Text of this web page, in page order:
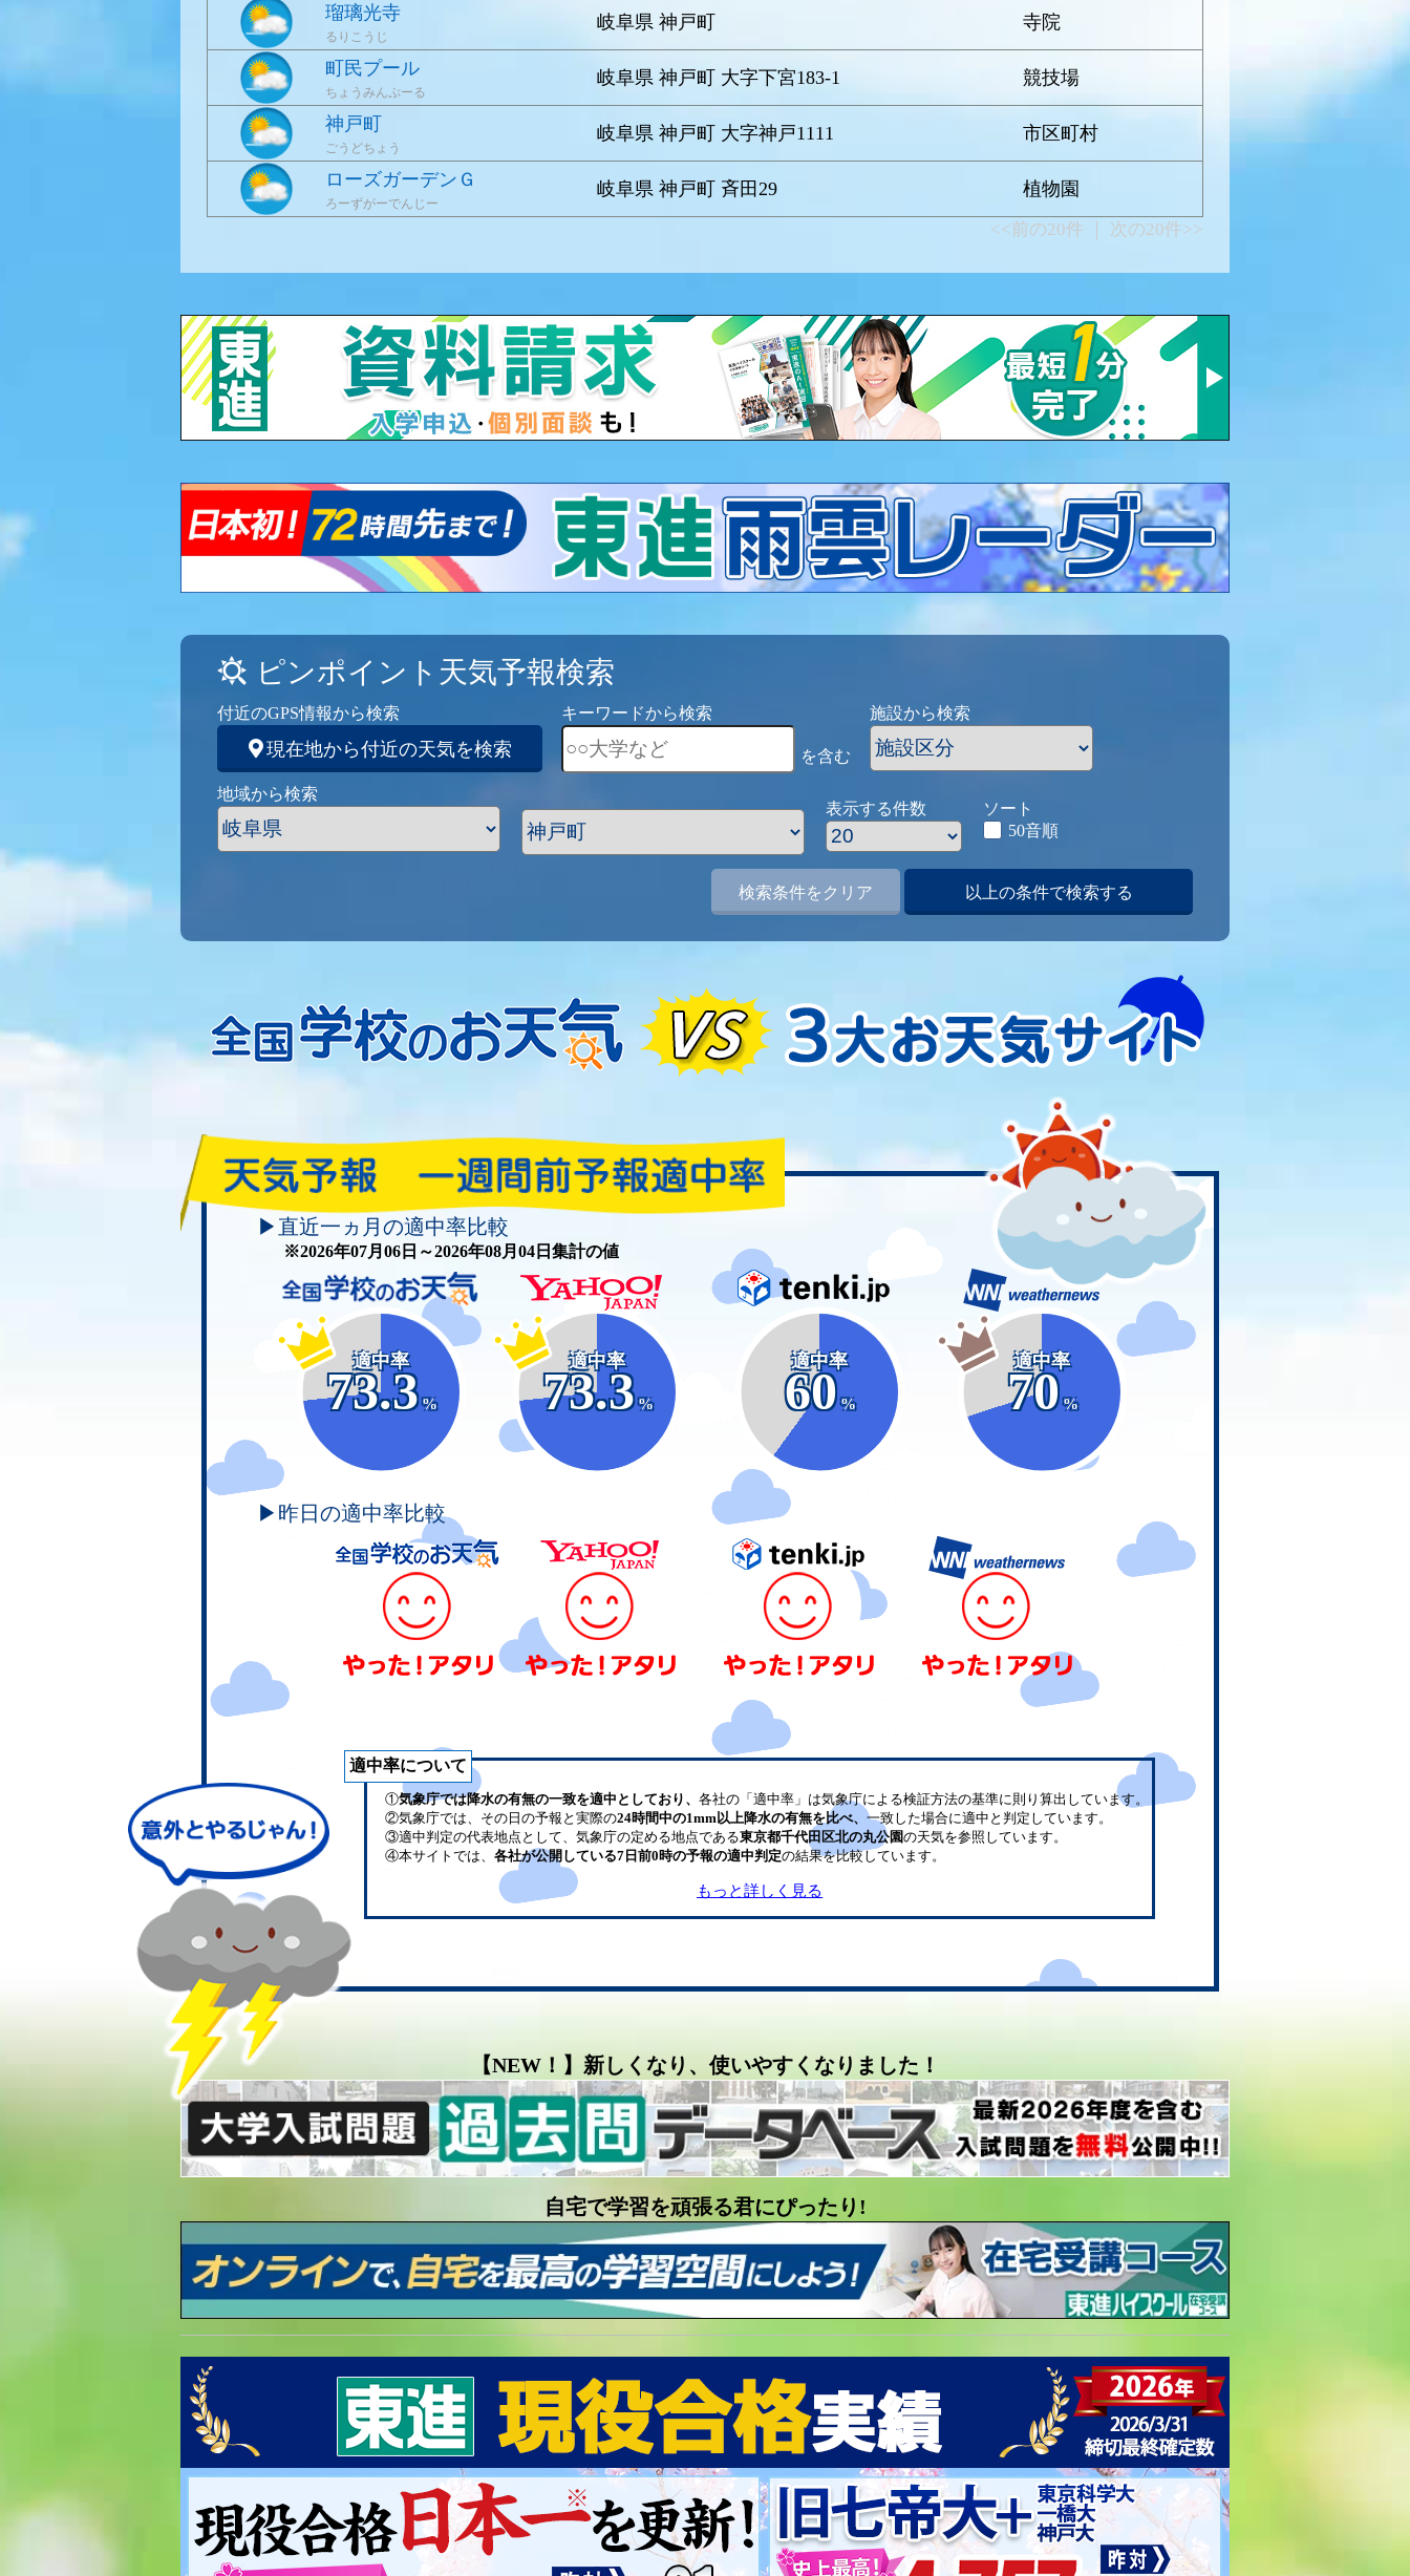
瑠璃光寺
るりこうじ
岐阜県 神戸町 寺院
町民プール
ちょうみんぷーる
岐阜県 神戸町 大字下宮183-1 競技場
神戸町
ごうどちょう
岐阜県 神戸町 大字神戸1111 市区町村
ローズガーデンＧ
ろーずがーでんじー
岐阜県 神戸町 斉田29 植物園
<<前の20件 ｜ 次の20件>>
ピンポイント天気予報検索
付近のGPS情報から検索
現在地から付近の天気を検索
キーワードから検索
を含む
施設から検索
地域から検索
表示する件数
ソート
50音順
検索条件をクリア 以上の条件で検索する
▶直近一ヵ月の適中率比較
※2026年07月06日～2026年08月04日集計の値
適中率
73.3
%
適中率
73.3
%
適中率
60
%
適中率
70
%
▶昨日の適中率比較
適中率について
①気象庁では降水の有無の一致を適中としており、 各社の「適中率」は気象庁による検証方法の基準に則り算出しています。
②気象庁では、その日の予報と実際の24時間中の1mm以上降水の有無を比べ、 一致した場合に適中と判定しています。
③適中判定の代表地点として、気象庁の定める地点である東京都千代田区北の丸公園の天気を参照しています。
④本サイトでは、 各社が公開している7日前0時の予報の適中判定の結果を比較しています。
もっと詳しく見る
【NEW！】新しくなり、使いやすくなりました！
自宅で学習を頑張る君にぴったり!